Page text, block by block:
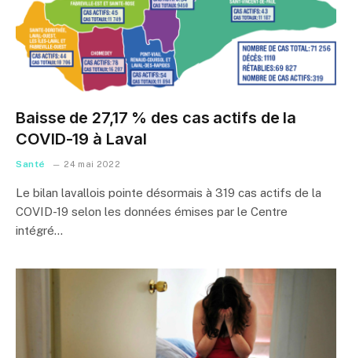
Baisse de 27,17 % des cas actifs de la
COVID-19 à Laval
Santé 24 mai 2022
Le bilan lavallois pointe désormais à 319 cas actifs de la
COVID-19 selon les données émises par le Centre
intégré…